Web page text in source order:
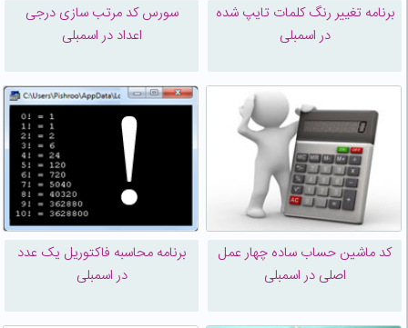
برنامه تغییر رنگ کلمات تایپ شده
در اسمبلی
سورس کد مرتب سازی درجی
اعداد در اسمبلی
کد ماشین حساب ساده چهار عمل
اصلی در اسمبلی
برنامه محاسبه فاکتوریل یک عدد
در اسمبلی